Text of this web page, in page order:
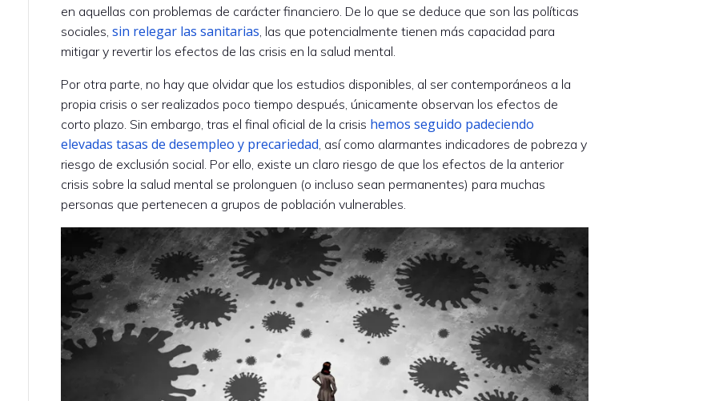
en aquellas con problemas de carácter financiero. De lo que se deduce que son las políticas
sociales,sin relegar las sanitarias , las que potencialmente tienen más capacidad para
mitigar y revertir los efectos de las crisis en la salud mental.
Por otra parte, no hay que olvidar que los estudios disponibles, al ser contemporáneos a la
propia crisis o ser realizados poco tiempo después, únicamente observan los efectos de
corto plazo. Sin embargo, tras el final oficial de la crisis hemos seguido padeciendo
elevadas tasas de desempleo y precariedad , así como alarmantes indicadores de pobreza y
riesgo de exclusión social. Por ello, existe un claro riesgo de que los efectos de la anterior
crisis sobre la salud mental se prolonguen (o incluso sean permanentes) para muchas
personas que pertenecen a grupos de población vulnerables.